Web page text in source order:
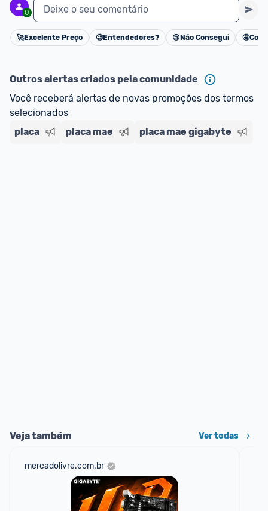
0 Deixe o seu comentário
Cancelar
🚀Excelente Preço 🧐Entendedores? 😢 Não Consegui 🤩
Outros alertas criados pela comunidade
Você receberá alertas de novas promoções dos termos
selecionados
placa
placa mae placa mae gigabyte
Veja também Ver todas
mercadolivre.com.br